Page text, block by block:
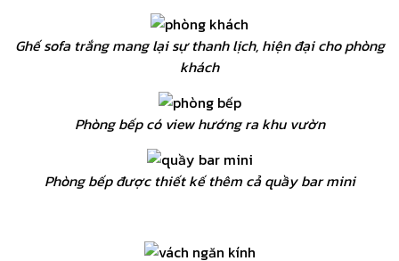
Ghế sofa trắng mang lại sự thanh lịch, hiện đại cho phòng
khách
Phòng bếp có view hướng ra khu vườn
Phòng bếp được thiết kế thêm cả quầy bar mini